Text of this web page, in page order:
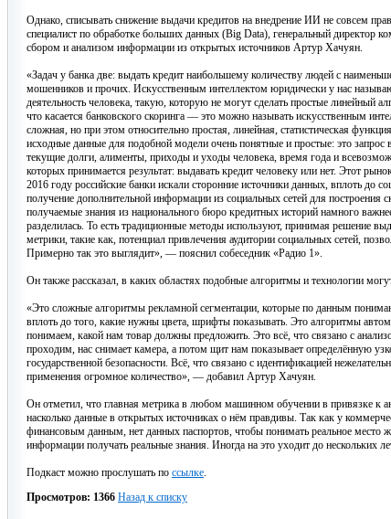
Однако, списывать снижение выдачи кредитов на внедрение ИИ не совсем
специалист по обработке больших данных (Big Data), генеральный директор
сбором и анализом информации из открытых источников Артур Хачуян.
«Задач у банка две: выдать кредит наибольшему количеству людей с
мошенников и прочих. Искусственным интеллектом юридически у нас
деятельность человека, такую, которую не могут сделать простые линейный
что касается банковского скоринга — это можно называть искусственным
сложная, но при этом относительно простая, линейная, статистическая
исходные данные для подобной модели очень понятные и простые: это
текущие долги, алименты, приходы и уходы человека, время года и
которых принимается результат: выдавать кредит человеку или нет. Этот
2016 году российские банки искали сторонние источники данных, вплоть до
получение дополнительной информации из социальных сетей для построения
получаемые знания из национального бюро кредитных историй намного
разделилась. То есть традиционные методы используют, принимая решение
метрики, такие как, потенциал привлечения аудитории социальных сетей,
Примерно так это выглядит», — пояснил собеседник «Радио 1».
Он также рассказал, в каких областях подобные алгоритмы и технологии
«Это сложные алгоритмы рекламной сегментации, которые по данным
вплоть до того, какие нужны цвета, шрифты показывать. Это алгоритмы
понимаем, какой нам товар должны предложить. Это всё, что связано с
проходим, нас снимает камера, а потом щит нам показывает определённую
государственной безопасности. Всё, что связано с идентификацией
применения огромное количество», — добавил Артур Хачуян.
Он отметил, что главная метрика в любом машинном обучении в привязке к
насколько данные в открытых источниках о нём правдивы. Так как у
финансовым данным, нет данных паспортов, чтобы понимать реальное место
информации получать реальные знания. Иногда на это уходит до нескольких
Подкаст можно прослушать по ссылке.
Просмотров: 1366 Назад к списку